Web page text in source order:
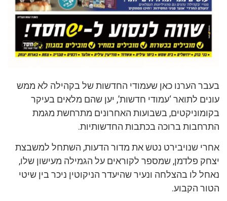
בעבר הערנו כאן שעמודי החדשות של בקהילה לא ממש
עונים לתואר ‘עמודי חדשות’, יען שהם מלאים בעיקר
בקומוניקטים, בשבועות האחרונים מתרחשת מגמת
התרחבות ברוכה בכתבות החדשותיות.
אחרי שנויבירט נטש את מדור הדעות, השתחל למשבצת
יצחק פלדמן, שמספר לקוראים על הגמילה מעישון שלו,
נאחל לו בהצלחה ונעיר שהיעדר הניקוטין ניכר בין שיטי
הטור הקבוע.